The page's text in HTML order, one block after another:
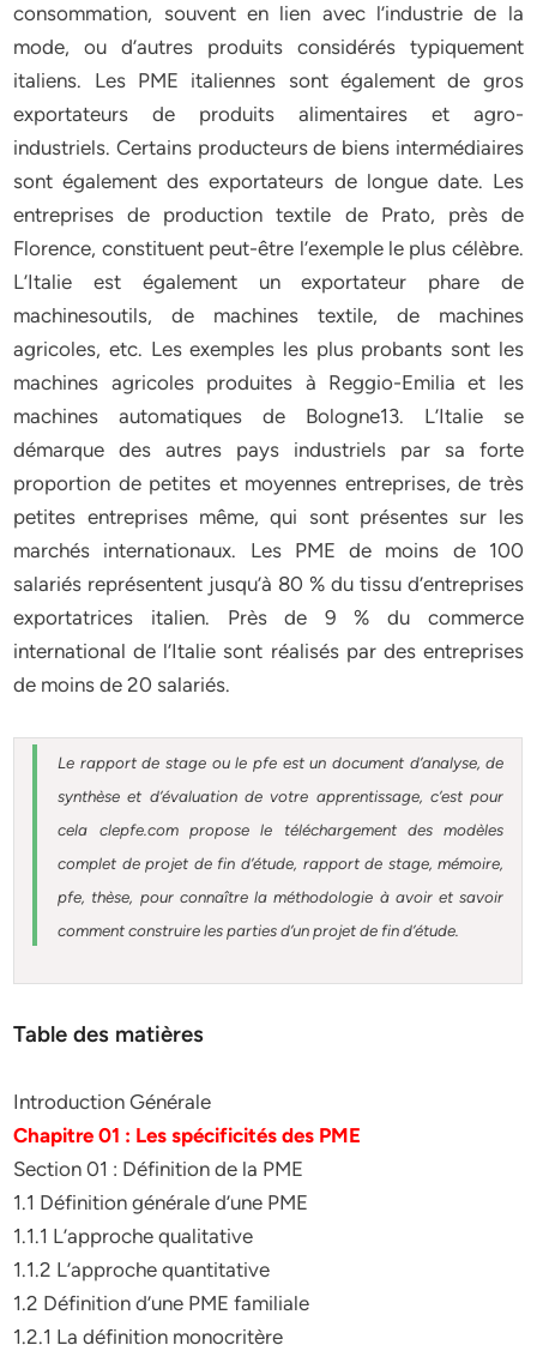
consommation, souvent en lien avec l’industrie de la
mode, ou d’autres produits considérés typiquement
italiens. Les PME italiennes sont également de gros
exportateurs de produits alimentaires et agro-
industriels. Certains producteurs de biens intermédiaires
sont également des exportateurs de longue date. Les
entreprises de production textile de Prato, près de
Florence, constituent peut-être l’exemple le plus célèbre.
L’Italie est également un exportateur phare de
machinesoutils, de machines textile, de machines
agricoles, etc. Les exemples les plus probants sont les
machines agricoles produites à Reggio-Emilia et les
machines automatiques de Bologne13. L’Italie se
démarque des autres pays industriels par sa forte
proportion de petites et moyennes entreprises, de très
petites entreprises même, qui sont présentes sur les
marchés internationaux. Les PME de moins de 100
salariés représentent jusqu’à 80 % du tissu d’entreprises
exportatrices italien. Près de 9 % du commerce
international de l’Italie sont réalisés par des entreprises
de moins de 20 salariés.
Le rapport de stage ou le pfe est un document d’analyse, de
synthèse et d’évaluation de votre apprentissage, c’est pour
cela clepfe.com propose le téléchargement des modèles
complet de projet de fin d’étude, rapport de stage, mémoire,
pfe, thèse, pour connaître la méthodologie à avoir et savoir
comment construire les parties d’un projet de fin d’étude.
Table des matières
Introduction Générale
Chapitre 01 : Les spécificités des PME
Section 01 : Définition de la PME
1.1 Définition générale d’une PME
1.1.1 L’approche qualitative
1.1.2 L’approche quantitative
1.2 Définition d’une PME familiale
1.2.1 La définition monocritère